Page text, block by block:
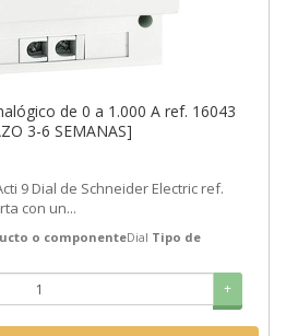
de 0 a 1.000 A ref. 16043
3-6 SEMANAS]
9 Dial de Schneider Electric ref.
con un...
o componenteDial Tipo de
+